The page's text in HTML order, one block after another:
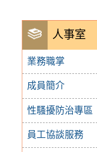
人事室
業務職掌
成員簡介
性騷擾防治專區
員工協談服務